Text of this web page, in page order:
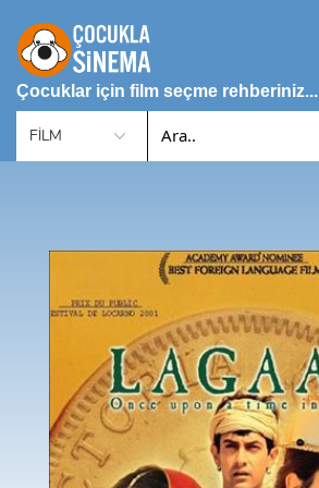
Çocuklar için film seçme rehberiniz...